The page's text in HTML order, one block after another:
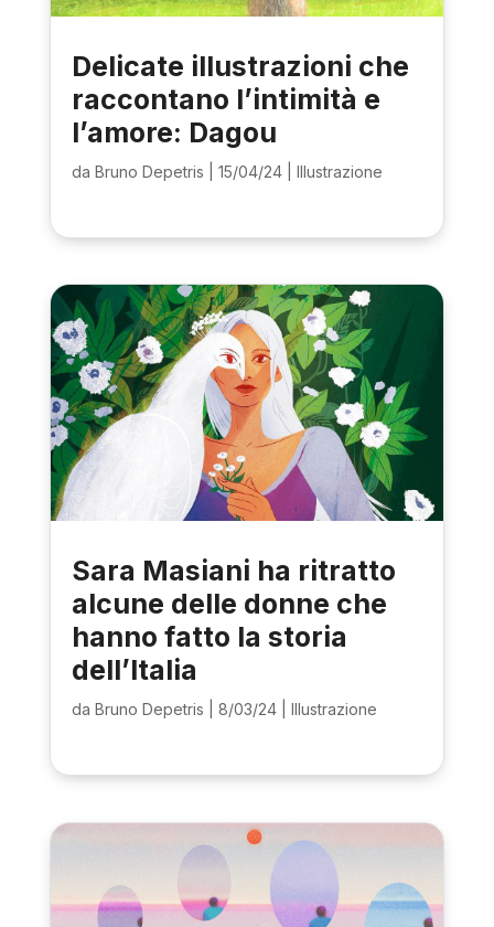
Delicate illustrazioni che
raccontano l’intimità e
l’amore: Dagou
da Bruno Depetris 15/04/24| Illustrazione
Sara Masiani ha ritratto
alcune delle donne che
hanno fatto la storia
dell’Italia
da Bruno Depetris 8/03/24| Illustrazione